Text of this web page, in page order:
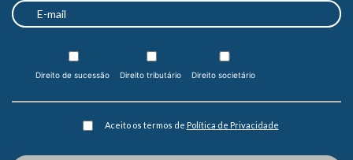
Direito de sucessão Direito tributário Direito societário
Aceito os termos de Política de Privacidade